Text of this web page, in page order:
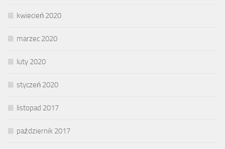
kwiecień 2020
marzec 2020
luty 2020
styczeń 2020
listopad 2017
październik 2017